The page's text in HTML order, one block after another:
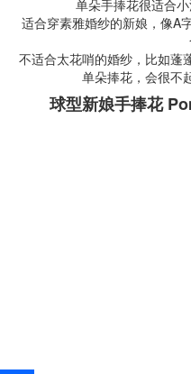
单朵手捧花很适合小
适合穿素雅婚纱的新娘，像A
不适合太花哨的婚纱，比如蓬
单朵捧花，会很不
球型新娘手捧花